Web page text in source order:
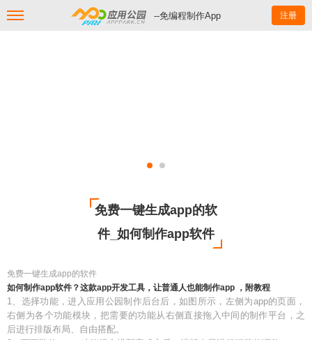
--免编程制作App 注册
免费一键生成app的软
件_如何制作app软件
免费一键生成app的软件
如何制作app软件？这款app开发工具，让普通人也能制作app ，附教程
1、选择功能，进入应用公园制作后台后，如图所示，左侧为app的页面，
右侧为各个功能模块，把需要的功能从右侧直接拖入中间的制作平台，之
后进行排版布局、自由搭配。